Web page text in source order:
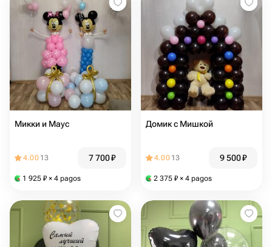
Микки и Маус
4.00 13 7 700₽
1 925 ₽ × 4 pagos
Домик с Мишкой
4.00 13 9 500₽
2 375 ₽ × 4 pagos